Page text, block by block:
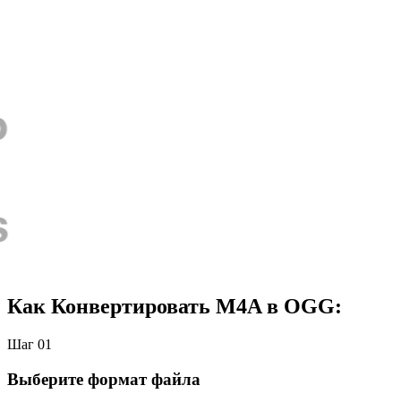
Как Конвертировать M4A в OGG:
Шаг 01
Выберите формат файла